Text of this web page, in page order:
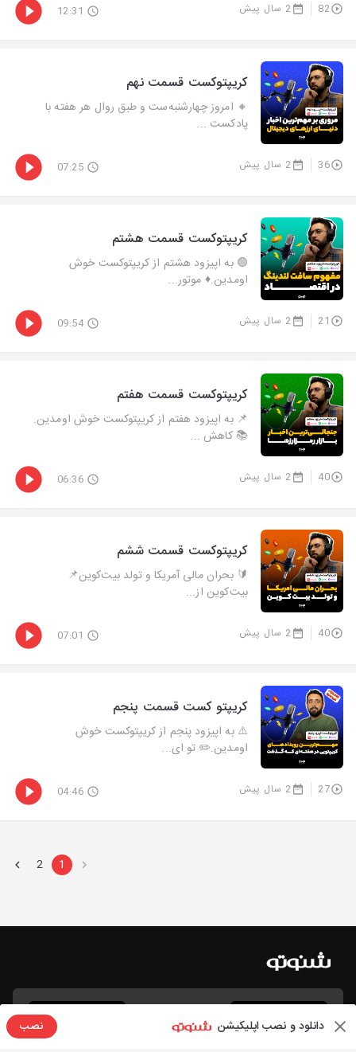
82 2 سال پیش 12:31
کریپتوکست قسمت نهم
🔸 امروز چهارشنبه‌ست و طبق روال هر هفته با
پادکست ...
36 2 سال پیش 07:25
کریپتوکست قسمت هشتم
🟢 به اپیزود هشتم از کریپتوکست خوش
اومدین.♦️ موتور...
21 2 سال پیش 09:54
کریپتوکست قسمت هفتم
📌 به اپیزود هفتم از کریپتوکست خوش اومدین.
📚 کاهش ...
40 2 سال پیش 06:36
کریپتوکست قسمت ششم
🔰 بحران مالی آمریکا و تولد بیت‌کوین📌
بیت‌کوین از...
40 2 سال پیش 07:01
کریپتو کست قسمت پنجم
⚠️ به اپیزود پنجم از کریپتوکست خوش
اومدین.✏️ تو ای...
27 2 سال پیش 04:46
1
2
دانلود و نصب اپلیکیشن نصب